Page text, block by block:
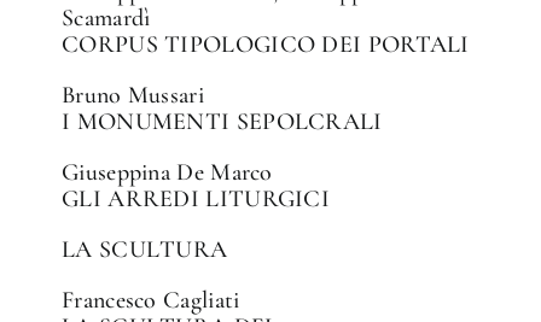
Scamardì
CORPUS TIPOLOGICO DEI PORTALI
Bruno Mussari
I MONUMENTI SEPOLCRALI
Giuseppina De Marco
GLI ARREDI LITURGICI
LA SCULTURA
Francesco Cagliati